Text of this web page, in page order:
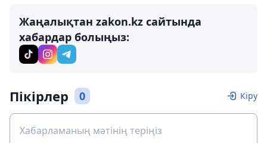
Жаңалықтан zakon.kz сайтында
хабардар болыңыз:
Пікірлер 0 Кіру